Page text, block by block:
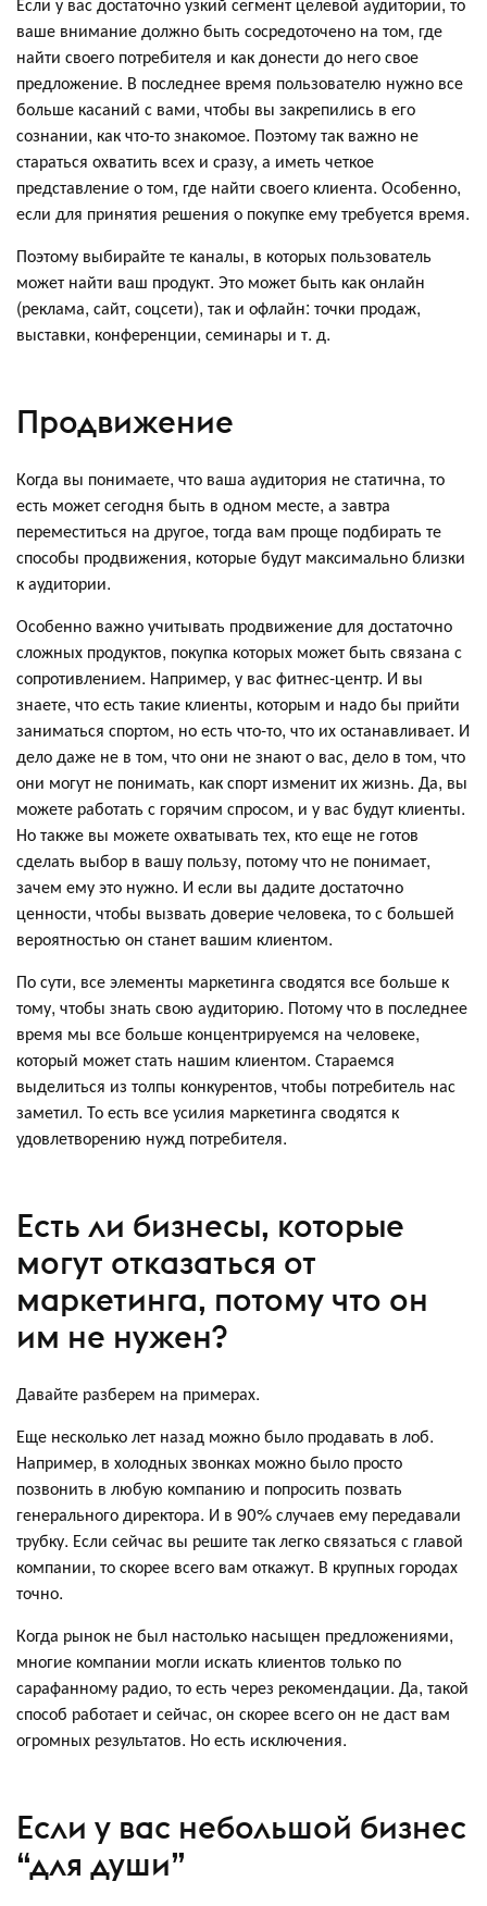
ваше внимание должно быть сосредоточено на том, где
найти своего потребителя и как донести до него свое
предложение. В последнее время пользователю нужно все
больше касаний с вами, чтобы вы закрепились в его
сознании, как что-то знакомое. Поэтому так важно не
стараться охватить всех и сразу, а иметь четкое
представление о том, где найти своего клиента. Особенно,
если для принятия решения о покупке ему требуется время.
Поэтому выбирайте те каналы, в которых пользователь
может найти ваш продукт. Это может быть как онлайн
(реклама, сайт, соцсети), так и офлайн: точки продаж,
выставки, конференции, семинары и т. д.
Продвижение
Когда вы понимаете, что ваша аудитория не статична, то
есть может сегодня быть в одном месте, а завтра
переместиться на другое, тогда вам проще подбирать те
способы продвижения, которые будут максимально близки
к аудитории.
Особенно важно учитывать продвижение для достаточно
сложных продуктов, покупка которых может быть связана с
сопротивлением. Например, у вас фитнес-центр. И вы
знаете, что есть такие клиенты, которым и надо бы прийти
заниматься спортом, но есть что-то, что их останавливает. И
дело даже не в том, что они не знают о вас, дело в том, что
они могут не понимать, как спорт изменит их жизнь. Да, вы
можете работать с горячим спросом, и у вас будут клиенты.
Но также вы можете охватывать тех, кто еще не готов
сделать выбор в вашу пользу, потому что не понимает,
зачем ему это нужно. И если вы дадите достаточно
ценности, чтобы вызвать доверие человека, то с большей
вероятностью он станет вашим клиентом.
По сути, все элементы маркетинга сводятся все больше к
тому, чтобы знать свою аудиторию. Потому что в последнее
время мы все больше концентрируемся на человеке,
который может стать нашим клиентом. Стараемся
выделиться из толпы конкурентов, чтобы потребитель нас
заметил. То есть все усилия маркетинга сводятся к
удовлетворению нужд потребителя.
Есть ли бизнесы, которые
могут отказаться от
маркетинга, потому что он
им не нужен?
Давайте разберем на примерах.
Еще несколько лет назад можно было продавать в лоб.
Например, в холодных звонках можно было просто
позвонить в любую компанию и попросить позвать
генерального директора. И в 90% случаев ему передавали
трубку. Если сейчас вы решите так легко связаться с главой
компании, то скорее всего вам откажут. В крупных городах
точно.
Когда рынок не был настолько насыщен предложениями,
многие компании могли искать клиентов только по
сарафанному радио, то есть через рекомендации. Да, такой
способ работает и сейчас, он скорее всего он не даст вам
огромных результатов. Но есть исключения.
Если у вас небольшой бизнес
“для души”